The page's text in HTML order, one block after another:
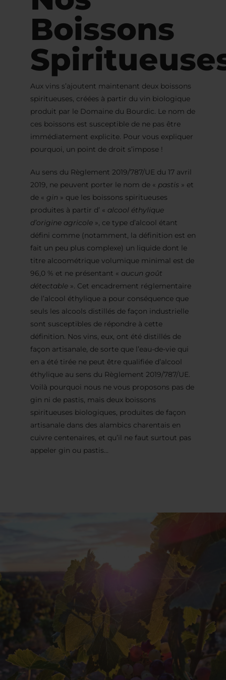
Boissons
Aux vins s’ajoutent maintenant deux boissons
spiritueuses, créées à partir du vin biologique
produit par le Domaine du Bourdic. Le nom de
ces boissons est susceptible de ne pas être
immédiatement explicite. Pour vous expliquer
pourquoi, un point de droit s’impose !
Au sens du Règlement 2019/787/UE du 17 avril
2019, ne peuvent porter le nom de « pastis » et
de « gin » que les boissons spiritueuses
produites à partir d’ « alcool éthylique
d’origine agricole », ce type d’alcool étant
défini comme (notamment, la définition est en
fait un peu plus complexe) un liquide dont le
titre alcoométrique volumique minimal est de
96,0 % et ne présentant « aucun goût
détectable ». Cet encadrement réglementaire
de l’alcool éthylique a pour conséquence que
seuls les alcools distillés de façon industrielle
sont susceptibles de répondre à cette
définition. Nos vins, eux, ont été distillés de
façon artisanale, de sorte que l’eau-de-vie qui
en a été tirée ne peut être qualifiée d’alcool
éthylique au sens du Règlement 2019/787/UE.
Voilà pourquoi nous ne vous proposons pas de
gin ni de pastis, mais deux boissons
spiritueuses biologiques, produites de façon
artisanale dans des alambics charentais en
cuivre centenaires, et qu’il ne faut surtout pas
appeler gin ou pastis…